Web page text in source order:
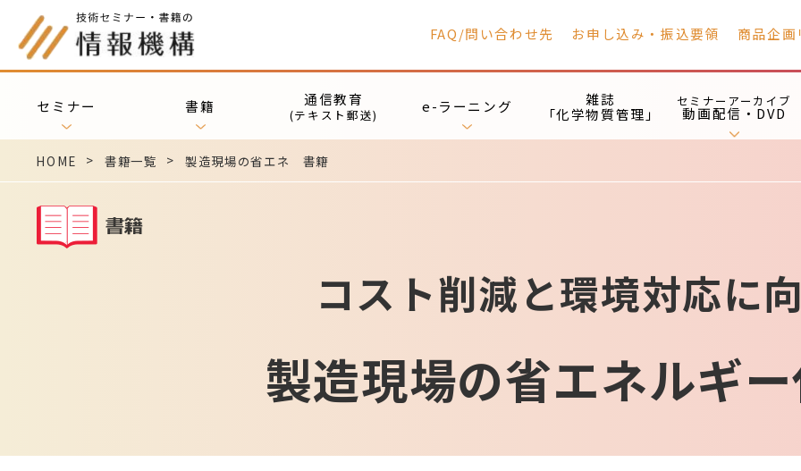
FAQ/問い合わせ先 お申し込み・振込要領 商品企
セミナー 書籍 通信教育
(テキスト郵送) e-ラーニング
雑誌
「化学物質管理」
セミナーアーカイブ
動画配信・DVD
HOME 書籍一覧 製造現場の省エネ 書籍
コスト削減と環境対応に
製造現場の省エネルギ